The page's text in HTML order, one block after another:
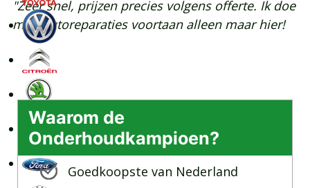
"Zeer snel, prijzen precies volgens offerte. Ik doe
mijn autoreparaties voortaan alleen maar hier!
Waarom de
Onderhoudkampioen?
Goedkoopste van Nederland